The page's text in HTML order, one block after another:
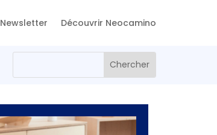
Newsletter Découvrir Neocamino